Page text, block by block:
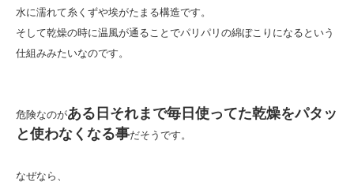
水に濡れて糸くずや埃がたまる構造です。
そして乾燥の時に温風が通ることでパリパリの綿ぼこりになる という
仕組みみたいなのです。
危険なのがある日それまで毎日使ってた乾燥をパタッ
と使わなくなる事だそうです。
なぜなら、